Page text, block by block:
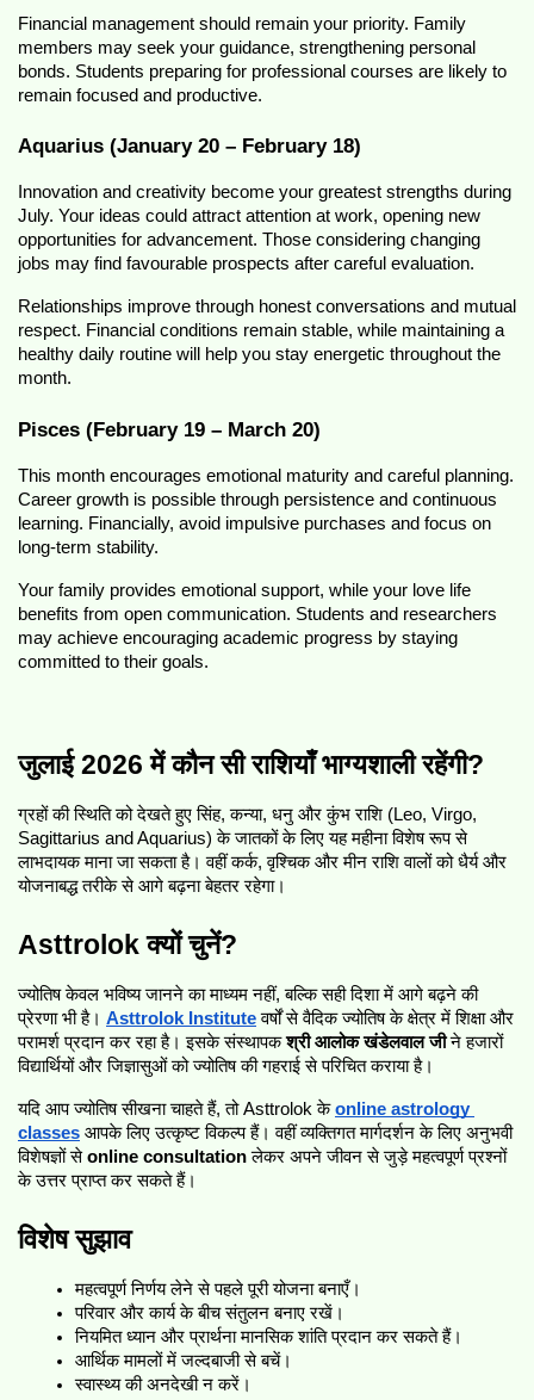
Financial management should remain your priority. Family
members may seek your guidance, strengthening personal
bonds. Students preparing for professional courses are likely to
remain focused and productive.
Aquarius (January 20 – February 18)
Innovation and creativity become your greatest strengths during
July. Your ideas could attract attention at work, opening new
opportunities for advancement. Those considering changing
jobs may find favourable prospects after careful evaluation.
Relationships improve through honest conversations and mutual
respect. Financial conditions remain stable, while maintaining a
healthy daily routine will help you stay energetic throughout the
month.
Pisces (February 19 – March 20)
This month encourages emotional maturity and careful planning.
Career growth is possible through persistence and continuous
learning. Financially, avoid impulsive purchases and focus on
long-term stability.
Your family provides emotional support, while your love life
benefits from open communication. Students and researchers
may achieve encouraging academic progress by staying
committed to their goals.
जुलाई 2026 में कौन सी राशियाँ भाग्यशाली रहेंगी?
ग्रहों की स्थिति को देखते हुए सिंह, कन्या, धनु और कुंभ राशि (Leo, Virgo,
Sagittarius and Aquarius) के जातकों के लिए यह महीना विशेष रूप से
लाभदायक माना जा सकता है। वहीं कर्क, वृश्चिक और मीन राशि वालों को धैर्य और
योजनाबद्ध तरीके से आगे बढ़ना बेहतर रहेगा।
Asttrolok क्यों चुनें?
ज्योतिष केवल भविष्य जानने का माध्यम नहीं, बल्कि सही दिशा में आगे बढ़ने की
प्रेरणा भी है। Asttrolok Institute वर्षों से वैदिक ज्योतिष के क्षेत्र में शिक्षा और
परामर्श प्रदान कर रहा है। इसके संस्थापक श्री आलोक खंडेलवाल जी ने हजारों
विद्यार्थियों और जिज्ञासुओं को ज्योतिष की गहराई से परिचित कराया है।
यदि आप ज्योतिष सीखना चाहते हैं, तो Asttrolok के online astrology
classes आपके लिए उत्कृष्ट विकल्प हैं। वहीं व्यक्तिगत मार्गदर्शन के लिए अनुभवी
विशेषज्ञों से online consultation लेकर अपने जीवन से जुड़े महत्वपूर्ण प्रश्नों
के उत्तर प्राप्त कर सकते हैं।
विशेष सुझाव
महत्वपूर्ण निर्णय लेने से पहले पूरी योजना बनाएँ।
परिवार और कार्य के बीच संतुलन बनाए रखें।
नियमित ध्यान और प्रार्थना मानसिक शांति प्रदान कर सकते हैं।
आर्थिक मामलों में जल्दबाजी से बचें।
स्वास्थ्य की अनदेखी न करें।